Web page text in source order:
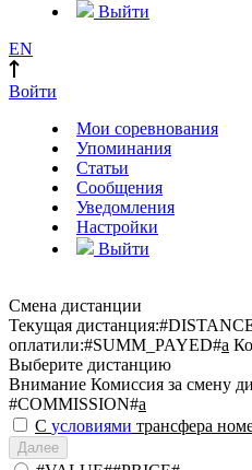
Выйти
EN
Войти
Мои соревнования
Упоминания
Статьи
Сообщения
Уведомления
Настройки
Выйти
Смена дистанции
Текущая дистанция:
оплатили:#SUMM_PAYED#a
Выберите дистанцию
Внимание Комиссия за смену
#COMMISSION#a
С условиями трансфера
Далее